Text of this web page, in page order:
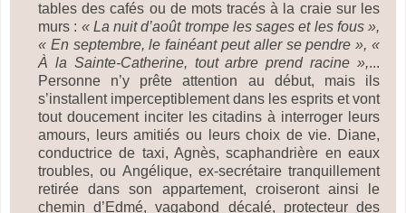
tables des cafés ou de mots tracés à la craie sur les
murs : « La nuit d’août trompe les sages et les fous »,
« En septembre, le fainéant peut aller se pendre », «
À la Sainte-Catherine, tout arbre prend racine »,...
Personne n’y prête attention au début, mais ils
s’installent imperceptiblement dans les esprits et vont
tout doucement inciter les citadins à interroger leurs
amours, leurs amitiés ou leurs choix de vie. Diane,
conductrice de taxi, Agnès, scaphandrière en eaux
troubles, ou Angélique, ex-secrétaire tranquillement
retirée dans son appartement, croiseront ainsi le
chemin d’Edmé, vagabond décalé, protecteur des